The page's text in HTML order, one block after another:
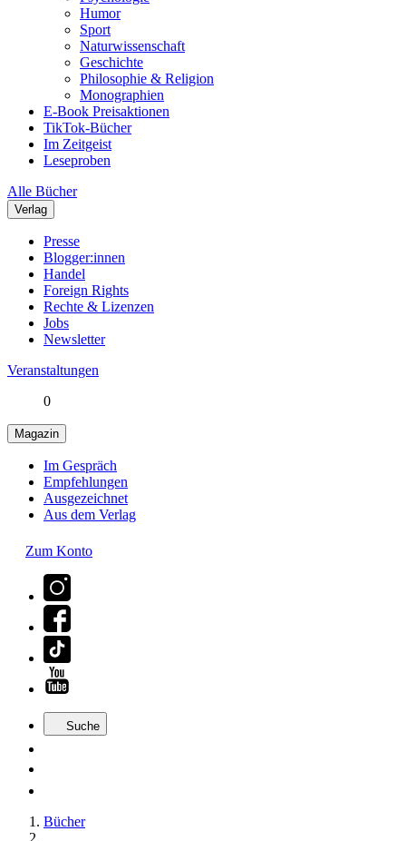
Humor
Sport
Naturwissenschaft
Geschichte
Philosophie & Religion
Monographien
E-Book Preisaktionen
TikTok-Bücher
Im Zeitgeist
Leseproben
Alle Bücher
Verlag
Presse
Blogger:innen
Handel
Foreign Rights
Rechte & Lizenzen
Jobs
Newsletter
Veranstaltungen
0
Magazin
Im Gespräch
Empfehlungen
Ausgezeichnet
Aus dem Verlag
Zum Konto
Suche
Bücher